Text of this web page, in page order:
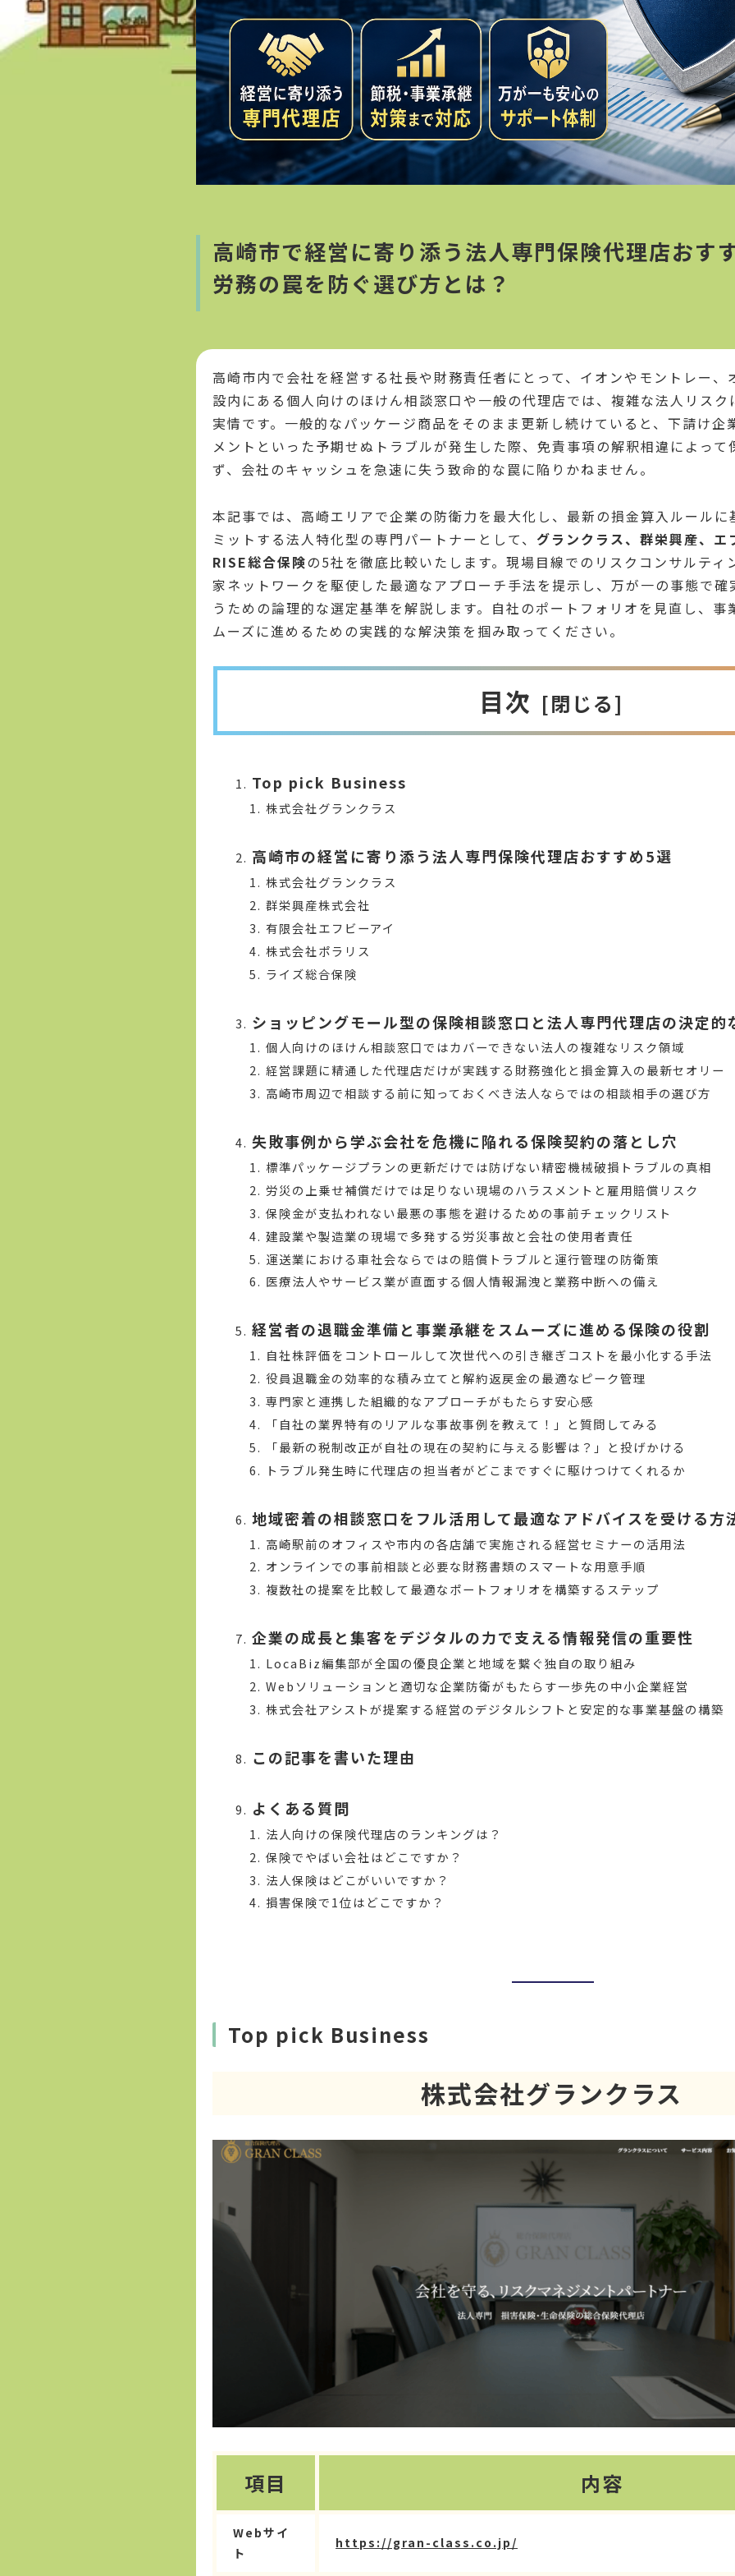
高崎市で経営に寄り添う法人専門保険代理店おす
労務の罠を防ぐ選び方とは？
高崎市内で会社を経営する社長や財務責任者にとって、イオンやモントレー、
設内にある個人向けのほけん相談窓口や一般の代理店では、複雑な法人リス
実情です。一般的なパッケージ商品をそのまま更新し続けていると、下請け企
メントといった予期せぬトラブルが発生した際、免責事項の解釈相違によっ
ず、会社のキャッシュを急速に失う致命的な罠に陥りかねません。
本記事では、高崎エリアで企業の防衛力を最大化し、最新の損金算入ルール
ミットする法人特化型の専門パートナーとして、 グランクラス、群栄興産、
RISE総合保険の5社を徹底比較いたします。現場目線でのリスクコンサルティ
家ネットワークを駆使した最適なアプローチ手法を提示し、万が一の事態で
うための論理的な選定基準を解説します。自社のポートフォリオを見直し、
ムーズに進めるための実践的な解決策を掴み取ってください。
目次
Top pick Business
株式会社グランクラス
高崎市の経営に寄り添う法人専門保険代理店おすすめ5選
株式会社グランクラス
群栄興産株式会社
有限会社エフビーアイ
株式会社ポラリス
ライズ総合保険
ショッピングモール型の保険相談窓口と法人専門代理店の決定的
個人向けのほけん相談窓口ではカバーできない法人の複雑なリスク領域
経営課題に精通した代理店だけが実践する財務強化と損金算入の最新セオリー
高崎市周辺で相談する前に知っておくべき法人ならではの相談相手の選び方
失敗事例から学ぶ会社を危機に陥れる保険契約の落とし穴
標準パッケージプランの更新だけでは防げない精密機械破損トラブルの真相
労災の上乗せ補償だけでは足りない現場のハラスメントと雇用賠償リスク
保険金が支払われない最悪の事態を避けるための事前チェックリスト
建設業や製造業の現場で多発する労災事故と会社の使用者責任
運送業における車社会ならではの賠償トラブルと運行管理の防衛策
医療法人やサービス業が直面する個人情報漏洩と業務中断への備え
経営者の退職金準備と事業承継をスムーズに進める保険の役割
自社株評価をコントロールして次世代への引き継ぎコストを最小化する手法
役員退職金の効率的な積み立てと解約返戻金の最適なピーク管理
専門家と連携した組織的なアプローチがもたらす安心感
「自社の業界特有のリアルな事故事例を教えて！」と質問してみる
「最新の税制改正が自社の現在の契約に与える影響は？」と投げかける
トラブル発生時に代理店の担当者がどこまですぐに駆けつけてくれるか
地域密着の相談窓口をフル活用して最適なアドバイスを受ける方
高崎駅前のオフィスや市内の各店舗で実施される経営セミナーの活用法
オンラインでの事前相談と必要な財務書類のスマートな用意手順
複数社の提案を比較して最適なポートフォリオを構築するステップ
企業の成長と集客をデジタルの力で支える情報発信の重要性
LocaBiz編集部が全国の優良企業と地域を繋ぐ独自の取り組み
Webソリューションと適切な企業防衛がもたらす一歩先の中小企業経営
株式会社アシストが提案する経営のデジタルシフトと安定的な事業基盤の構築
この記事を書いた理由
よくある質問
法人向けの保険代理店のランキングは？
保険でやばい会社はどこですか？
法人保険はどこがいいですか？
損害保険で1位はどこですか？
Top pick Business
株式会社グランクラス
項目 内容
Webサイ
ト
https://gran-class.co.jp/